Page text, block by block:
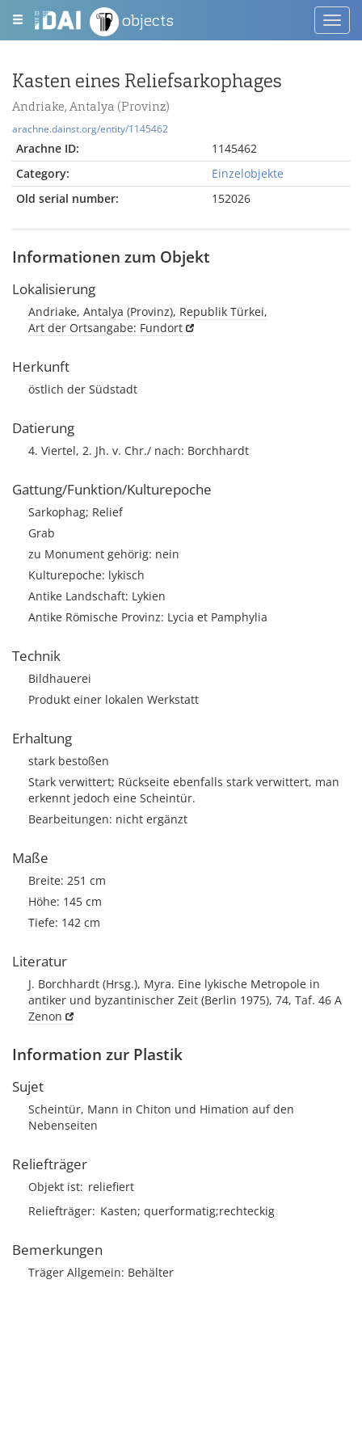
objects
Kasten eines Reliefsarkophages
Andriake, Antalya (Provinz)
arachne.dainst.org/entity/1145462
Arachne ID:
1145462
Category:
Einzelobjekte
Old serial number:
152026
Informationen zum Objekt
Lokalisierung
Andriake, Antalya (Provinz), Republik Türkei,
Art der Ortsangabe: Fundort
Herkunft
östlich der Südstadt
Datierung
4. Viertel, 2. Jh. v. Chr./ nach: Borchhardt
Gattung/Funktion/Kulturepoche
Sarkophag; Relief
Grab
zu Monument gehörig: nein
Kulturepoche: lykisch
Antike Landschaft: Lykien
Antike Römische Provinz: Lycia et Pamphylia
Technik
Bildhauerei
Produkt einer lokalen Werkstatt
Erhaltung
stark bestoßen
Stark verwittert; Rückseite ebenfalls stark verwittert, man
erkennt jedoch eine Scheintür.
Bearbeitungen: nicht ergänzt
Maße
Breite: 251 cm
Höhe: 145 cm
Tiefe: 142 cm
Literatur
J. Borchhardt (Hrsg.), Myra. Eine lykische Metropole in
antiker und byzantinischer Zeit (Berlin 1975), 74, Taf. 46 A
Zenon
Information zur Plastik
Sujet
Scheintür, Mann in Chiton und Himation auf den
Nebenseiten
Reliefträger
Objekt ist reliefiert
Reliefträger Kasten; querformatig;rechteckig
Bemerkungen
Träger Allgemein: Behälter